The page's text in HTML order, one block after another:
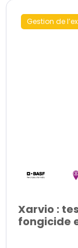
Gestion de
Xarvio :
fongicide